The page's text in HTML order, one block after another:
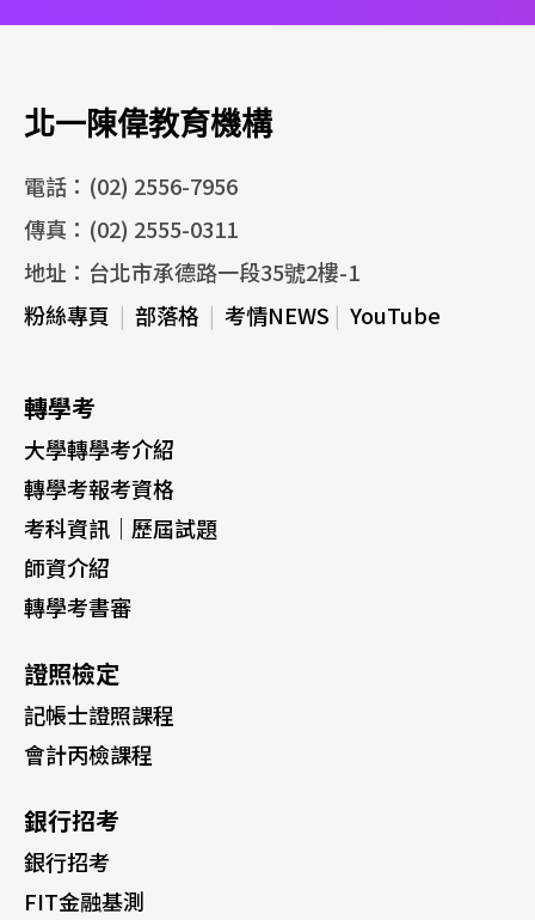
北一陳偉教育機構
電話：(02) 2556-7956
傳真：(02) 2555-0311
地址：台北市承德路一段35號2樓-1
粉絲專頁 | 部落格 | 考情NEWS | YouTube
轉學考
大學轉學考介紹
轉學考報考資格
考科資訊｜歷屆試題
師資介紹
轉學考書審
證照檢定
記帳士證照課程
會計丙檢課程
銀行招考
銀行招考
FIT金融基測